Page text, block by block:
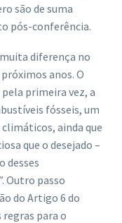
são de suma
pós-conferência.
diferença no
anos. O
primeira vez, a
fósseis, um
ainda que
que o desejado –
desses
Outro passo
do Artigo 6 do
regras para o